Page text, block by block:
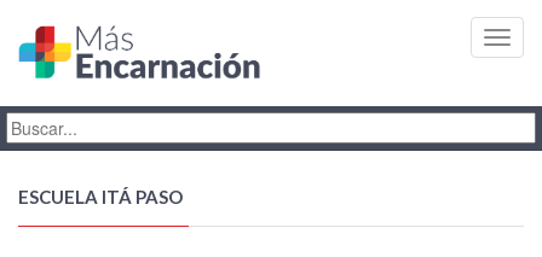
ESCUELA ITÁ PASO